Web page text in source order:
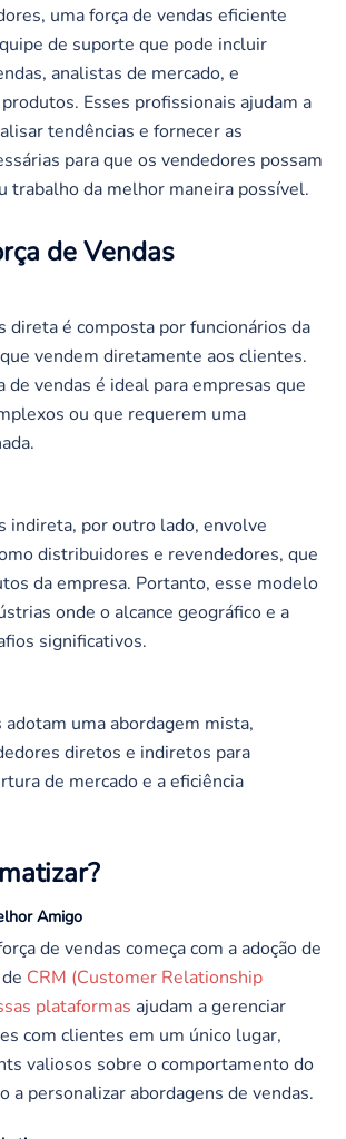
uma força de vendas eficiente
de suporte que pode incluir
analistas de mercado, e
Esses profissionais ajudam a
tendências e fornecer as
para que os vendedores possam
trabalho da melhor maneira possível.
de Vendas
direta é composta por funcionários da
vendem diretamente aos clientes.
de vendas é ideal para empresas que
ou que requerem uma
indireta, por outro lado, envolve
distribuidores e revendedores, que
da empresa. Portanto, esse modelo
onde o alcance geográfico e a
significativos.
uma abordagem mista,
diretos e indiretos para
de mercado e a eficiência
Amigo
de vendas começa com a adoção de
CRM (Customer Relationship
plataformas ajudam a gerenciar
com clientes em um único lugar,
valiosos sobre o comportamento do
a personalizar abordagens de vendas.